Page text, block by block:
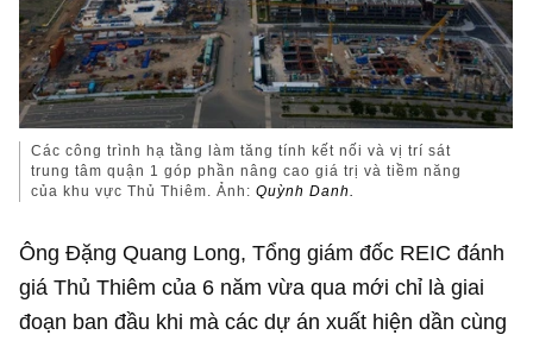
Các công trình hạ tầng làm tăng tính kết nối và vị trí sát
trung tâm quận 1 góp phần nâng cao giá trị và tiềm năng
của khu vực Thủ Thiêm. Ảnh:Quỳnh Danh.
Ông Đặng Quang Long, Tổng giám đốc REIC đánh
giá Thủ Thiêm của 6 năm vừa qua mới chỉ là giai
đoạn ban đầu khi mà các dự án xuất hiện dần cùng